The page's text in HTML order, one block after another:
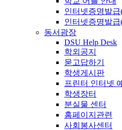
인터넷증명발
인터넷증명발
동서광장
DSU Help Desk
학외공지
묻고답하기
학생게시판
프린터 인터넷
학생장터
분실물 센터
홈페이지관련
사회봉사센터